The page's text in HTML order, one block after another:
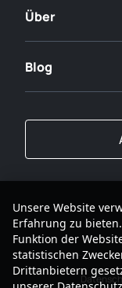
Über
Blog
Unsere Website
Erfahrung zu
Funktion der
statistischen
Drittanbietern